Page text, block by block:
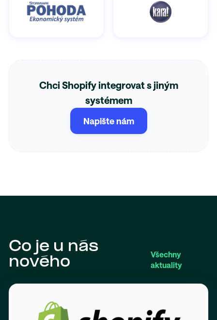
Chci Shopify integrovat s jiným
systémem
Napište nám
Co je u nás
nového
Všechny
aktuality